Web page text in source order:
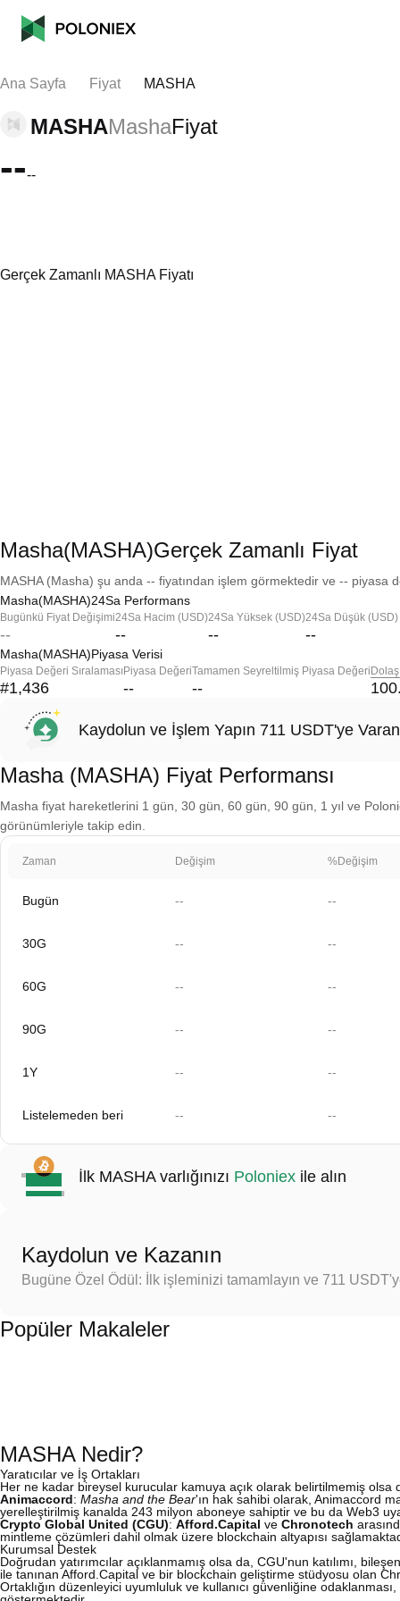
Ana Sayfa Fiyat MASHA
MASHAMashaFiyat
----
Gerçek Zamanlı MASHA Fiyatı
Masha(MASHA)Gerçek Zamanlı Fiyat
MASHA (Masha) şu anda -- fiyatından işlem görmektedir ve -- piyasa
Masha(MASHA)24Sa Performans
Bugünkü Fiyat Değişimi
--
24Sa Hacim (USD)
--
24Sa Yüksek (USD)
--
24Sa Düşük (USD)
--
Masha(MASHA)Piyasa Verisi
Piyasa Değeri Sıralaması
#1,436
Piyasa Değeri
--
Tamamen Seyreltilmiş Piyasa Değeri
--
Kaydolun ve İşlem Yapın 711 USDT'ye
Masha (MASHA) Fiyat Performansı
Masha fiyat hareketlerini 1 gün, 30 gün, 60 gün, 90 gün, 1 yıl ve
görünümleriyle takip edin.
Zaman Değişim %Değişim
Bugün -- --
30G -- --
60G -- --
90G -- --
1Y -- --
Listelemeden beri -- --
İlk MASHA varlığınızı Poloniex ile alın
Kaydolun ve Kazanın
Bugüne Özel Ödül: İlk işleminizi tamamlayın ve 711
Popüler Makaleler
MASHA Nedir?
Yaratıcılar ve İş Ortakları
Her ne kadar bireysel kurucular kamuya açık olarak belirtilmemiş
Animaccord: Masha and the Bear'ın hak sahibi olarak, Animaccord
yerelleştirilmiş kanalda 243 milyon aboneye sahiptir ve bu da Web3
Crypto Global United (CGU): Afford.Capital ve Chronotech
mintleme çözümleri dahil olmak üzere blockchain altyapısı
Kurumsal Destek
Doğrudan yatırımcılar açıklanmamış olsa da, CGU'nun katılımı,
ile tanınan Afford.Capital ve bir blockchain geliştirme stüdyosu olan
Ortaklığın düzenleyici uyumluluk ve kullanıcı güvenliğine